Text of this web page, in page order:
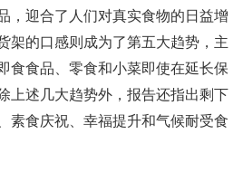
，迎合了人们对真实食物的日益增
架的口感则成为了第五大趋势，主
食食品、零食和小菜即使在延长保
上述几大趋势外，报告还指出剩下
素食庆祝、幸福提升和气候耐受食